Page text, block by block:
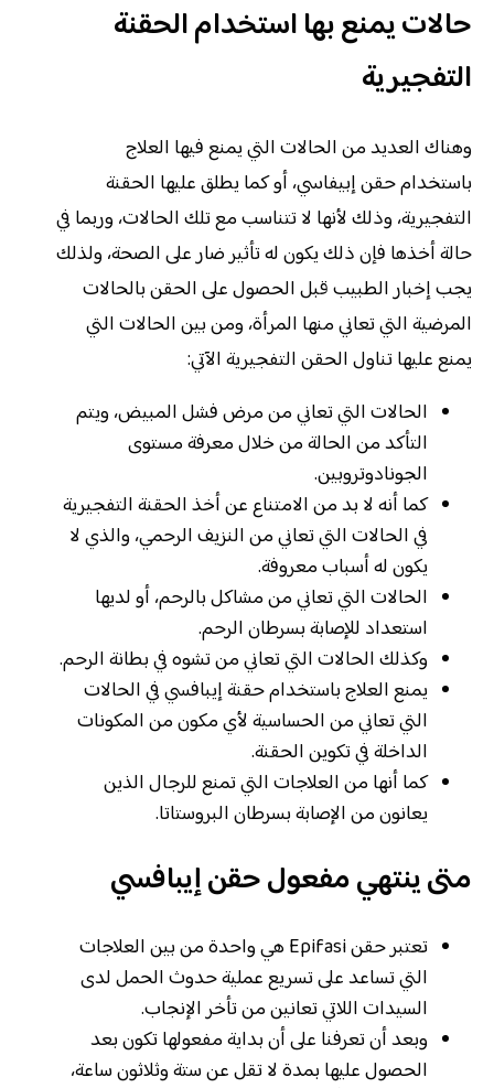
حالات يمنع بها استخدام الحقنة
التفجيرية
وهناك العديد من الحالات التي يمنع فيها العلاج
باستخدام حقن إبيفاسي، أو كما يطلق عليها الحقنة
التفجيرية، وذلك لأنها لا تتناسب مع تلك الحالات، وربما في
حالة أخذها فإن ذلك يكون له تأثير ضار على الصحة، ولذلك
يجب إخبار الطبيب قبل الحصول على الحقن بالحالات
المرضية التي تعاني منها المرأة، ومن بين الحالات التي
يمنع عليها تناول الحقن التفجيرية الآتي:
الحالات التي تعاني من مرض فشل المبيض، ويتم
التأكد من الحالة من خلال معرفة مستوى
الجونادوتروبين.
كما أنه لا بد من الامتناع عن أخذ الحقنة التفجيرية
في الحالات التي تعاني من النزيف الرحمي، والذي لا
يكون له أسباب معروفة.
الحالات التي تعاني من مشاكل بالرحم، أو لديها
استعداد للإصابة بسرطان الرحم.
وكذلك الحالات التي تعاني من تشوه في بطانة الرحم.
يمنع العلاج باستخدام حقنة إيبافسي في الحالات
التي تعاني من الحساسية لأي مكون من المكونات
الداخلة في تكوين الحقنة.
كما أنها من العلاجات التي تمنع للرجال الذين
يعانون من الإصابة بسرطان البروستاتا.
متى ينتهي مفعول حقن إيبافسي
تعتبر حقن Epifasi هي واحدة من بين العلاجات
التي تساعد على تسريع عملية حدوث الحمل لدى
السيدات اللاتي تعانين من تأخر الإنجاب.
وبعد أن تعرفنا على أن بداية مفعولها تكون بعد
الحصول عليها بمدة لا تقل عن ستة وثلاثون ساعة،